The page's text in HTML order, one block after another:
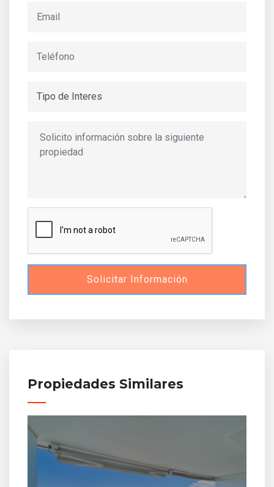
Solicitar Información
Propiedades Similares